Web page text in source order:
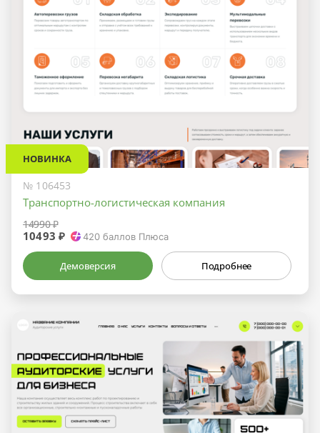
НОВИНКА
№ 106453
Транспортно-логистическая компания
14990 ₽
10493 ₽ 420 баллов Плюса
Демоверсия Подробнее